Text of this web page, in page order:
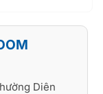
Diên